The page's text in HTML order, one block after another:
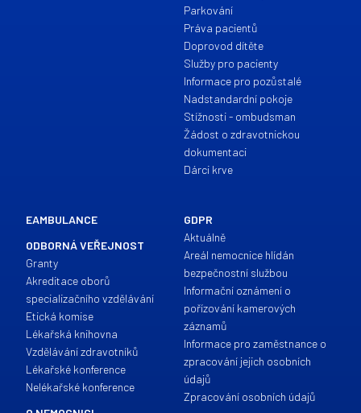
Parkování
Práva pacientů
Doprovod dítěte
Služby pro pacienty
Informace pro pozůstalé
Nadstandardní pokoje
Stížnosti - ombudsman
Žádost o zdravotnickou
dokumentaci
Dárci krve
EAMBULANCE
ODBORNÁ VEŘEJNOST
Granty
Akreditace oborů
specializačního vzdělávání
Etická komise
Lékařská knihovna
Vzdělávání zdravotníků
Lékařské konference
Nelékařské konference
GDPR
Aktuálně
Areál nemocnice hlídán
bezpečnostní službou
Informační oznámení o
pořízování kamerových
záznamů
Informace pro zaměstnance o
zpracování jejich osobních
údajů
Zpracování osobních údajů